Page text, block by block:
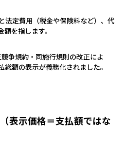
法定費用（税金や保険料など）、代
を指します。
争規約・同施行規則の改正によ
総額の表示が義務化されました。
表示価格＝支払額ではな